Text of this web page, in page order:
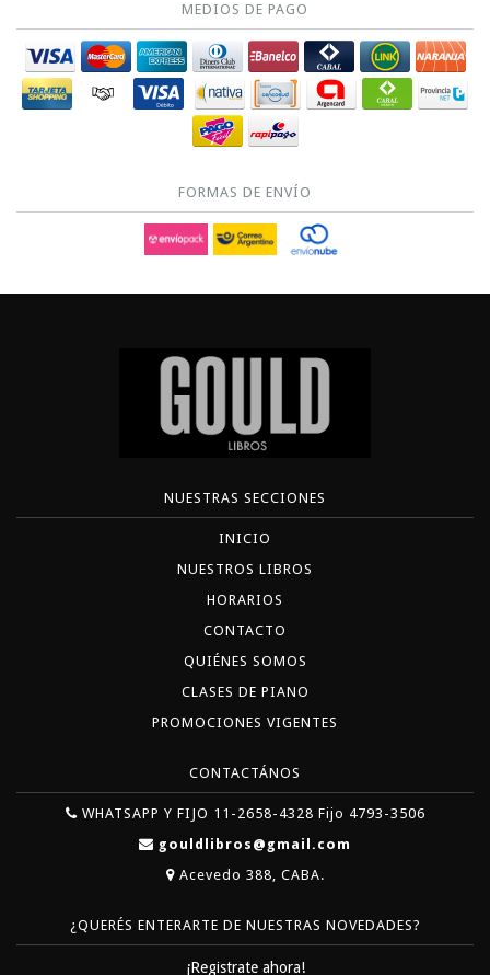
MEDIOS DE PAGO
FORMAS DE ENVÍO
NUESTRAS SECCIONES
INICIO
NUESTROS LIBROS
HORARIOS
CONTACTO
QUIÉNES SOMOS
CLASES DE PIANO
PROMOCIONES VIGENTES
CONTACTÁNOS
WHATSAPP Y FIJO 11-2658-4328 Fijo 4793-3506
gouldlibros@gmail.com
Acevedo 388, CABA.
¿QUERÉS ENTERARTE DE NUESTRAS NOVEDADES?
¡Registrate ahora!